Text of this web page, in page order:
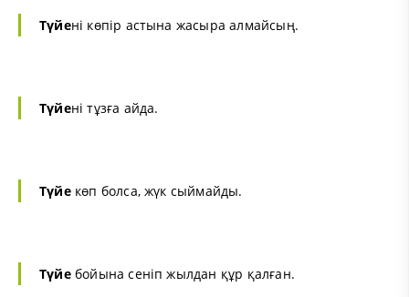
Түйені көпір астына жасыра алмайсың.
Түйені тұзға айда.
Түйекөп болса, жүк сыймайды.
Түйебойына сеніп жылдан құр қалған.